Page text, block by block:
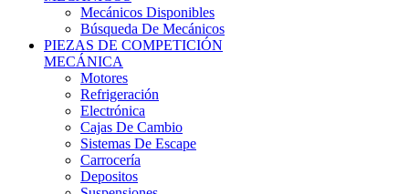
Búsqueda De Mecánicos
PIEZAS DE COMPETICIÓN
MECÁNICA
Motores
Refrigeración
Electrónica
Cajas De Cambio
Sistemas De Escape
Carrocería
Depositos
Suspensiones
Frenos